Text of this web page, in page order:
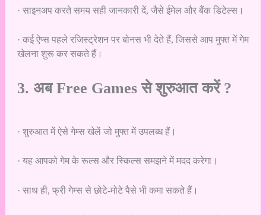
· साइनअप करते समय सही जानकारी दें, जैसे ईमेल और बैंक डिटेल्स।
· कई ऐप्स पहले रजिस्ट्रेशन पर बोनस भी देते हैं, जिससे आप मुफ्त में गेम
खेलना शुरू कर सकते हैं।
3. अब Free Games से शुरुआत करें ?
· शुरुआत में ऐसे गेम्स खेलें जो मुफ्त में उपलब्ध हैं।
· यह आपको गेम के रूल्स और स्किल्स समझने में मदद करेगा।
· साथ ही, फ्री गेम्स से छोटे-मोटे पैसे भी कमा सकते हैं।